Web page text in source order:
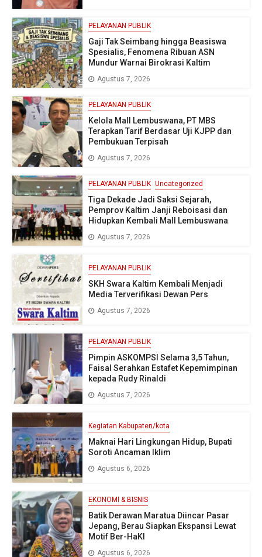
PELAYANAN PUBLIK
Gaji Tak Seimbang hingga Beasiswa
Spesialis, Fenomena Ribuan ASN
Mundur Warnai Birokrasi Kaltim
Agustus 7, 2026
PELAYANAN PUBLIK
Kelola Mall Lembuswana, PT MBS
Terapkan Tarif Berdasar Uji KJPP dan
Pembukuan Terpisah
Agustus 7, 2026
PELAYANAN PUBLIK Uncategorized
Tiga Dekade Jadi Saksi Sejarah,
Pemprov Kaltim Janji Reboisasi dan
Hidupkan Kembali Mall Lembuswana
Agustus 7, 2026
PELAYANAN PUBLIK
SKH Swara Kaltim Kembali Menjadi
Media Terverifikasi Dewan Pers
Agustus 7, 2026
PELAYANAN PUBLIK
Pimpin ASKOMPSI Selama 3,5 Tahun,
Faisal Serahkan Estafet Kepemimpinan
kepada Rudy Rinaldi
Agustus 7, 2026
Kegiatan Kabupaten/kota
Maknai Hari Lingkungan Hidup, Bupati
Soroti Ancaman Iklim
Agustus 6, 2026
EKONOMI & BISNIS
Batik Derawan Maratua Diincar Pasar
Jepang, Berau Siapkan Ekspansi Lewat
Motif Ber-HaKI
Agustus 6, 2026